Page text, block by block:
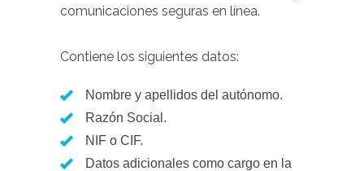
comunicaciones seguras en línea.
Contiene los siguientes datos:
Nombre y apellidos del autónomo.
Razón Social.
NIF o CIF.
Datos adicionales como cargo en la